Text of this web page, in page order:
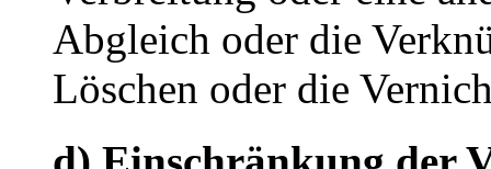
Abgleich oder die
Löschen oder die